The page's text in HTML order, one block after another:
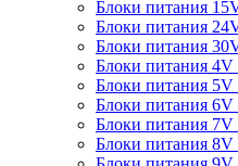
Блоки питания
Блоки питания
Блоки питания
Блоки питания 4V
Блоки питания 5V
Блоки питания 6V
Блоки питания 7V
Блоки питания 8V